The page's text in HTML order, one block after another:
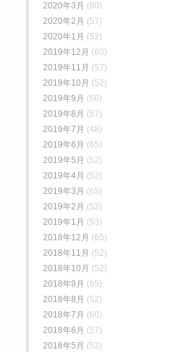
2020年3月 (60)
2020年2月 (57)
2020年1月 (52)
2019年12月 (60)
2019年11月 (57)
2019年10月 (52)
2019年9月 (60)
2019年8月 (57)
2019年7月 (48)
2019年6月 (65)
2019年5月 (52)
2019年4月 (52)
2019年3月 (65)
2019年2月 (52)
2019年1月 (53)
2018年12月 (65)
2018年11月 (52)
2018年10月 (52)
2018年9月 (65)
2018年8月 (52)
2018年7月 (60)
2018年6月 (57)
2018年5月 (52)